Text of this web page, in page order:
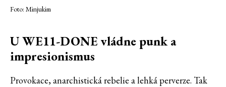
Foto: Minjukim
U WE11-DONE vládne punk a
impresionismus
Provokace, anarchistická rebelie a lehká perverze. Tak